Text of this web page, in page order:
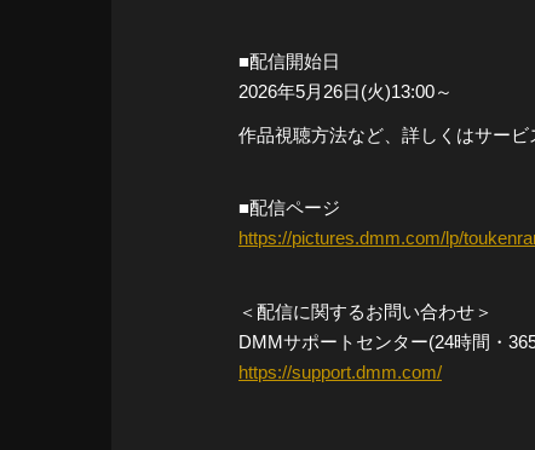
■配信開始日
2026年5月26日(火)13:00～
作品視聴方法など、詳しくはサー
■配信ページ
https://pictures.dmm.com/lp/
＜配信に関するお問い合わせ＞
DMMサポートセンター(24時間・
https://support.dmm.com/